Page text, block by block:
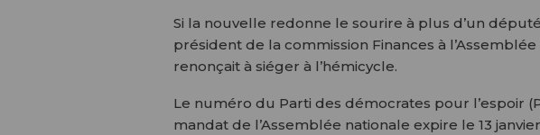
Si la nouvelle redonne le sourire à plus d’un
président de la commission Finances à l’Assemblée
renonçait à siéger à l’hémicycle.
Le numéro du Parti des démocrates pour l’espoir
mandat de l’Assemblée nationale expire le 13